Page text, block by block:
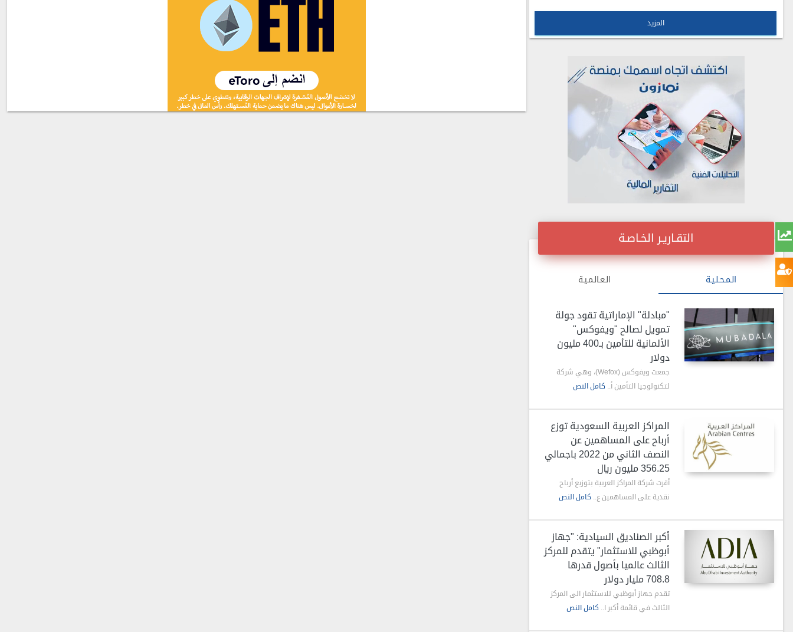
المزيد
التقـاريـر الخـاصـة
الـمـحـلـيـة الـعـالـمـيـة
"مبادلة" الإماراتية تقود جولة
تمويل لصالح "ويفوكس"
الألمانية للتأمين بـ400 مليون
دولار
جمعت ويفوكس (Wefox)، وهي شركة
لتكنولوجيا التأمين أ.. كامل النص
المراكز العربية السعودية توزع
أرباح على المساهمين عن
النصف الثاني من 2022 باجمالي
356.25 مليون ريال
أقرت شركة المراكز العربية بتوزيع أرباح
نقدية على المساهمين ع.. كامل النص
أكبر الصناديق السيادية: "جهاز
أبوظبي للاستثمار" يتقدم للمركز
الثالث عالميا بأصول قدرها
708.8 مليار دولار
تقدم جهاز أبوظبي للاستثمار الى المركز
الثالث في قائمة أكبر ا.. كامل النص